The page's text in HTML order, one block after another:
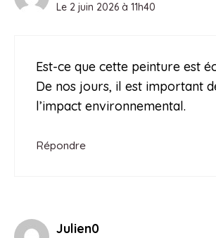
Le 2 juin 2026 à 11h40
Est-ce que cette peinture est
De nos jours, il est important
l’impact environnemental.
Répondre
Julien0